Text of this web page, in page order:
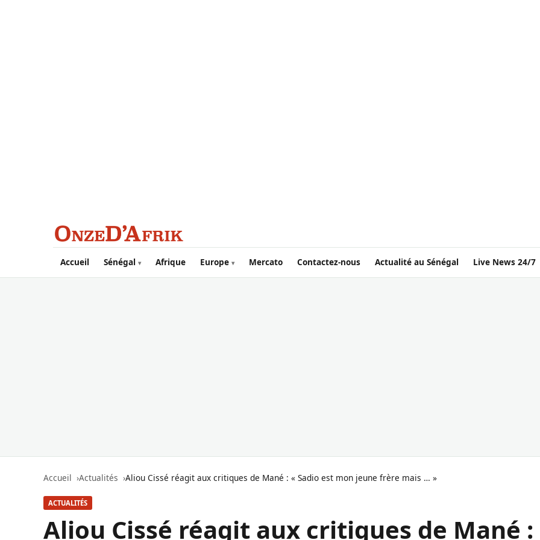
Aller au contenu principal
Accueil Sénégal Afrique Europe Mercato Contactez-nous Actualité au Sénégal Live News 24/7
Accueil Actualités Aliou Cissé réagit aux critiques de Mané : « Sadio est mon jeune frère mais … »
ACTUALITÉS
Aliou Cissé réagit aux critiques de Mané :